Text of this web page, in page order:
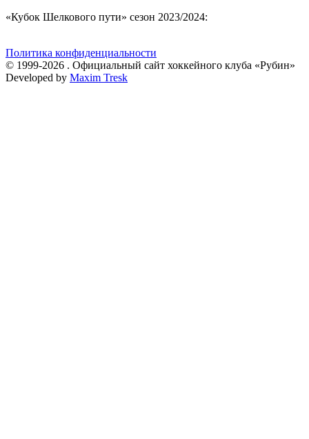
«Кубок Шелкового пути» сезон 2023/2024:
Политика конфиденциальности
© 1999-2026 . Официальный сайт хоккейного клуба «Рубин»
Developed by Maxim Tresk